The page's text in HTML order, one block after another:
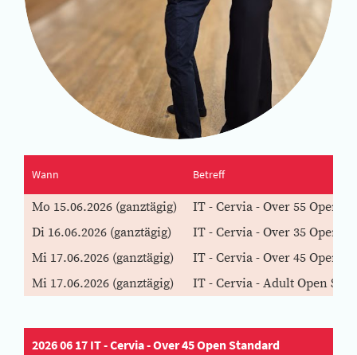
Wann Betreff
Mo 15.06.2026 (ganztägig)
IT - Cervia - Over 55 Open
Di 16.06.2026 (ganztägig)
IT - Cervia - Over 35 Open
Mi 17.06.2026 (ganztägig)
IT - Cervia - Over 45 Open
Mi 17.06.2026 (ganztägig)
IT - Cervia - Adult Open
2026 06 17 IT - Cervia - Over 45 Open Standard